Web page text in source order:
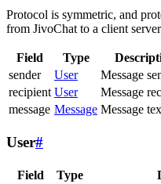
Protocol is symmetric, and
from JivoChat to a client
Field Type
sender
User
Message
recipient User
Message
message Message Message
User#
Field Type